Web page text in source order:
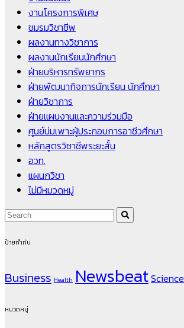
งานโครงการพิเศษ
ชมรมวิชาชีพ
ผลงานทางวิชาการ
ผลงานนักเรียนนักศึกษา
ฝ่ายบริหารทรัพยากร
ฝ่ายพัฒนากิจการนักเรียน นักศึกษา
ฝ่ายวิชาการ
ฝ่ายแผนงานและความร่วมมือ
ศูนย์บ่มเพาะผู้ประกอบการอาชีวศึกษา
หลักสูตรวิชาชีพระยะสั้น
อวท.
แผนกวิชา
ไม่มีหมวดหมู่
ป้ายกำกับ
Business Health NewsbeatScience
หมวดหมู่